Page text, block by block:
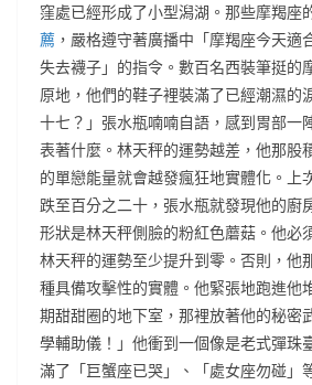
窪處已經形成了小型潟湖。那些摩羯座
薦 ，嚴格遵守著廣播中「摩羯座今天適
失去襪子」的指令。數百名西裝筆挺的
原地，他們的鞋子裡裝滿了已經潮濕的
十七？」張水瓶喃喃自語，感到胃部一
表著什麼。林天秤的運勢越差，他那股
的單戀能量就會越發瘋狂地實體化。上
跌至百分之二十，張水瓶就發現他的廚
形狀是林天秤側臉的粉紅色蘑菇。他必
林天秤的運勢至少提升到零。否則，他
種具備攻擊性的實體。他緊張地跑進他
期甜甜圈的地下室，那裡放著他的秘密
學輔助儀！」他衝到一個像是老式彈珠
滿了「巨蟹座已哭」、「處女座勿碰」